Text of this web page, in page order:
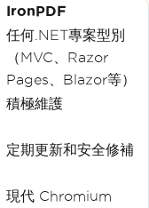
IronPDF
任何.NET專案型別
（MVC、Razor
Pages、Blazor等）
積極維護
定期更新和安全修補
現代 Chromium